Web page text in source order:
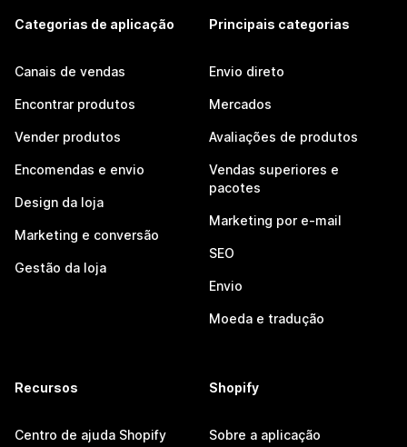
Categorias de aplicação
Canais de vendas
Encontrar produtos
Vender produtos
Encomendas e envio
Design da loja
Marketing e conversão
Gestão da loja
Principais categorias
Envio direto
Mercados
Avaliações de produtos
Vendas superiores e
pacotes
Marketing por e-mail
SEO
Envio
Moeda e tradução
Recursos
Centro de ajuda Shopify
Shopify
Sobre a aplicação